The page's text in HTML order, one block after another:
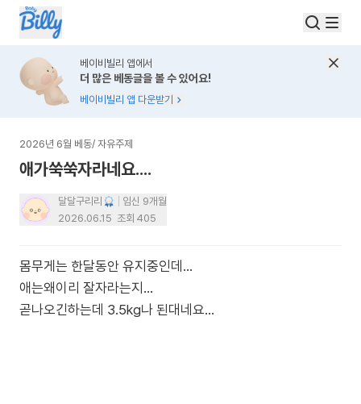
베이비빌리 앱에서
더 많은 베동글을 볼 수 있어요!
베이비빌리 앱 다운받기
2026년 6월 베동/ 자유주제
애가쑥쑥자라네요....
달달구리리
임신 9개월
2026.06.15 조회 405
몸무게는 한달동안 유지중인데...
애는왜이리 잘자라는지...
곧나오긴하는데 3.5kg나 된대네요...